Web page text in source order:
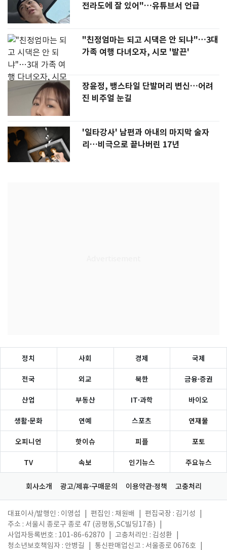
전라도에 잘 있어"…유튜브서 언급
"친정엄마는 되고 시댁은 안 되냐"…3대
가족 여행 다녀오자, 시모 '발끈'
장윤정, 뱅스타일 단발머리 변신…어려
진 비주얼 눈길
'일타강사' 남편과 아내의 마지막 술자
리…비극으로 끝나버린 17년
정치 사회 경제 국제
전국 외교 북한 금융·증권
산업 부동산 IT·과학 바이오
생활·문화 연예 스포츠 연재물
오피니언 핫이슈 피플 포토
TV 속보 인기뉴스 주요뉴스
회사소개 광고/제휴·구매문의 이용약관·정책 고충처리
대표이사/발행인 : 이영섭 편집인 : 채원배 편집국장 : 김기성
주소 : 서울시 종로구 종로 47 (공평동,SC빌딩17층)
사업자등록번호 : 101-86-62870
고충처리인 : 김성환
청소년보호책임자 : 안병길
통신판매업신고 : 서울종로 0676호